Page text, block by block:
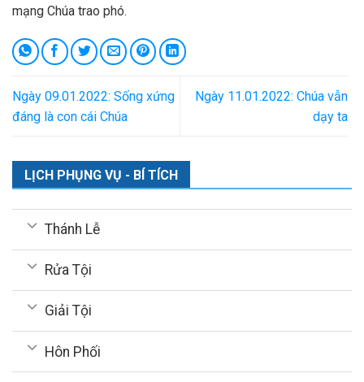
mạng Chúa trao phó.
Ngày 09.01.2022: Sống xứng
đáng là con cái Chúa
Ngày 11.01.2022: Chúa vẫn
dạy ta
LỊCH PHỤNG VỤ - BÍ TÍCH
Thánh Lễ
Rửa Tội
Giải Tội
Hôn Phối